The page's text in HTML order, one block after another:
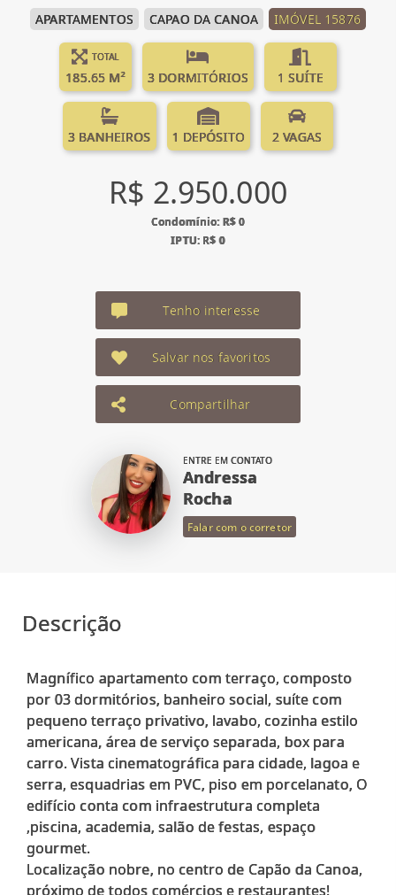
APARTAMENTOS CAPAO DA CANOA IMÓVEL 15876
TOTAL
185.65 M² 3 DORMITÓRIOS 1 SUÍTE
3 BANHEIROS 1 DEPÓSITO 2 VAGAS
R$ 2.950.000
Condomínio: R$ 0
IPTU: R$ 0
Tenho interesse
Salvar nos favoritos
Compartilhar
ENTRE EM CONTATO
Andressa
Rocha
Falar com o corretor
Descrição
Magnífico apartamento com terraço, composto
por 03 dormitórios, banheiro social, suíte com
pequeno terraço privativo, lavabo, cozinha estilo
americana, área de serviço separada, box para
carro. Vista cinematográfica para cidade, lagoa e
serra, esquadrias em PVC, piso em porcelanato, O
edifício conta com infraestrutura completa
,piscina, academia, salão de festas, espaço
gourmet.
Localização nobre, no centro de Capão da Canoa,
próximo de todos comércios e restaurantes!